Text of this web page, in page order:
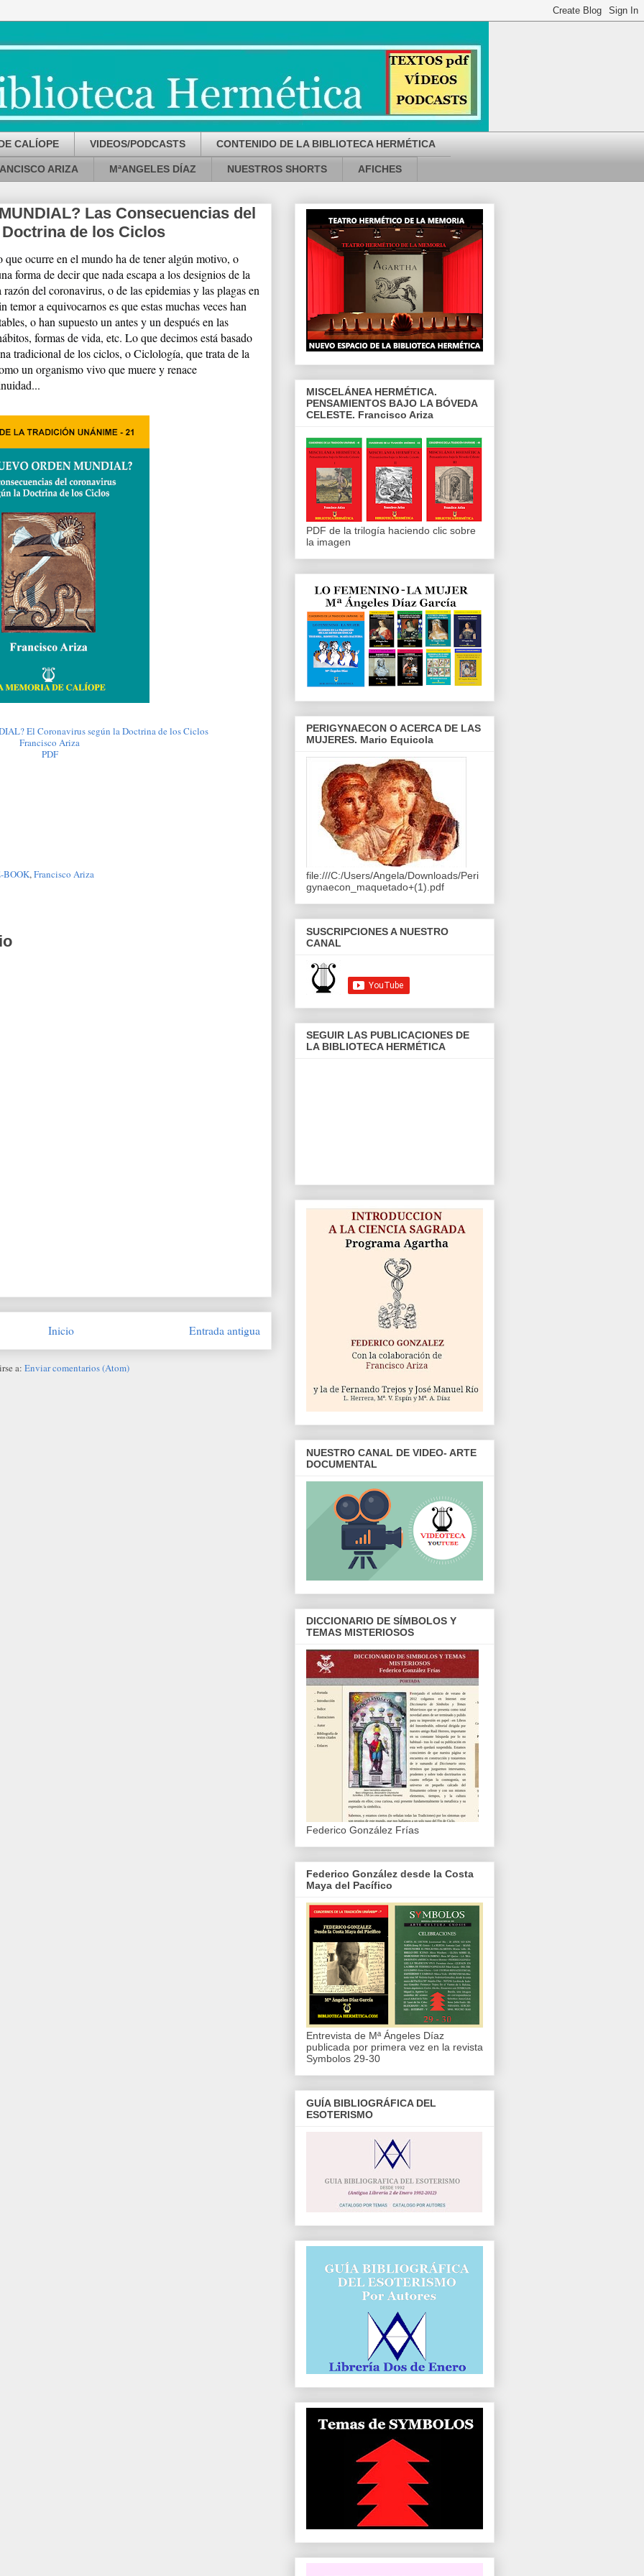
CALÍOPE VIDEOS/PODCASTS CONTENIDO DE LA BIBLIOTECA HERMÉTICA
ARIZA MªANGELES DÍAZ NUESTROS SHORTS AFICHES
Las Consecuencias del
de los Ciclos
ocurre en el mundo ha de tener algún motivo, o
forma de decir que nada escapa a los designios de la
del coronavirus, o de las epidemias y las plagas en
temor a equivocarnos es que estas muchas veces han
o han supuesto un antes y un después en las
formas de vida, etc. Lo que decimos está basado
tradicional de los ciclos, o Ciclología, que trata de la
un organismo vivo que muere y renace
El Coronavirus según la Doctrina de los Ciclos
Francisco Ariza
PDF
BOOK, Francisco Ariza
Entrada antigua
Inicio
a: Enviar comentarios (Atom)
MISCELÁNEA HERMÉTICA.
PENSAMIENTOS BAJO LA BÓVEDA
CELESTE. Francisco Ariza
PDF de la trilogía haciendo clic sobre
la imagen
PERIGYNAECON O ACERCA DE LAS
MUJERES. Mario Equicola
file:///C:/Users/Angela/Downloads/Peri
gynaecon_maquetado+(1).pdf
SUSCRIPCIONES A NUESTRO
CANAL
SEGUIR LAS PUBLICACIONES DE
LA BIBLIOTECA HERMÉTICA
NUESTRO CANAL DE VIDEO- ARTE
DOCUMENTAL
DICCIONARIO DE SÍMBOLOS Y
TEMAS MISTERIOSOS
Federico González Frías
Federico González desde la Costa
Maya del Pacífico
Entrevista de Mª Ángeles Díaz
publicada por primera vez en la revista
Symbolos 29-30
GUÍA BIBLIOGRÁFICA DEL
ESOTERISMO